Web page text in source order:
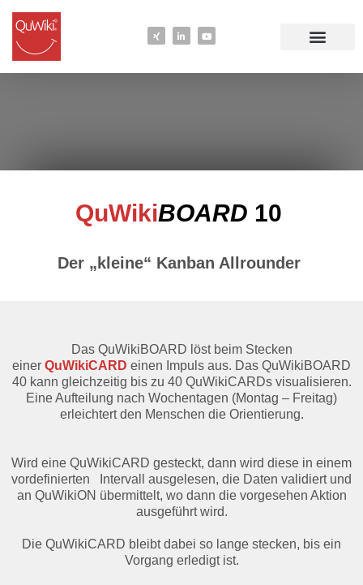
QuWikiBOARD 10
Der „kleine“ Kanban Allrounder
Das QuWikiBOARD löst beim Stecken
einer QuWikiCARD einen Impuls aus. Das QuWikiBOARD
40 kann gleichzeitig bis zu 40 QuWikiCARDs visualisieren.
Eine Aufteilung nach Wochentagen (Montag – Freitag)
erleichtert den Menschen die Orientierung.
Wird eine QuWikiCARD gesteckt, dann wird diese in einem
vordefinierten Intervall ausgelesen, die Daten validiert und
an QuWikiON übermittelt, wo dann die vorgesehen Aktion
ausgeführt wird.
Die QuWikiCARD bleibt dabei so lange stecken, bis ein
Vorgang erledigt ist.